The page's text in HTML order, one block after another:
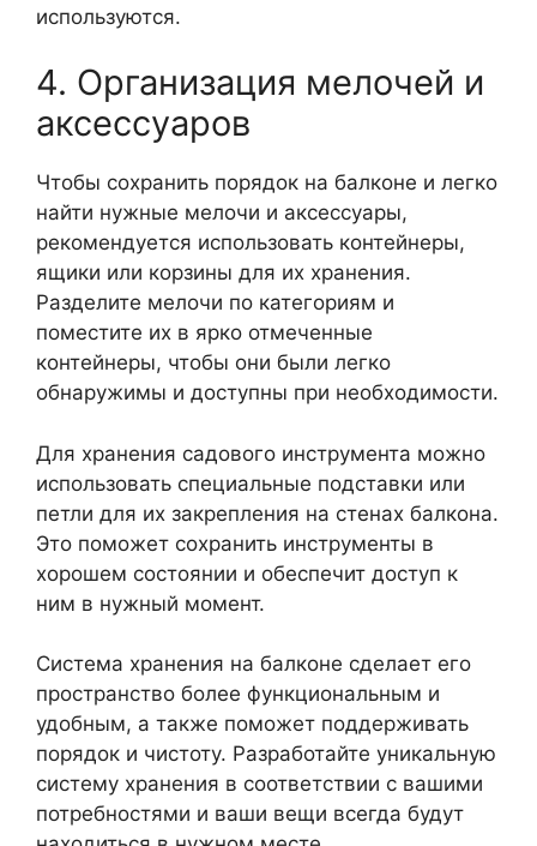
используются.
4. Организация мелочей и
аксессуаров
Чтобы сохранить порядок на балконе и легко
найти нужные мелочи и аксессуары,
рекомендуется использовать контейнеры,
ящики или корзины для их хранения.
Разделите мелочи по категориям и
поместите их в ярко отмеченные
контейнеры, чтобы они были легко
обнаружимы и доступны при необходимости.
Для хранения садового инструмента можно
использовать специальные подставки или
петли для их закрепления на стенах балкона.
Это поможет сохранить инструменты в
хорошем состоянии и обеспечит доступ к
ним в нужный момент.
Система хранения на балконе сделает его
пространство более функциональным и
удобным, а также поможет поддерживать
порядок и чистоту. Разработайте уникальную
систему хранения в соответствии с вашими
потребностями и ваши вещи всегда будут